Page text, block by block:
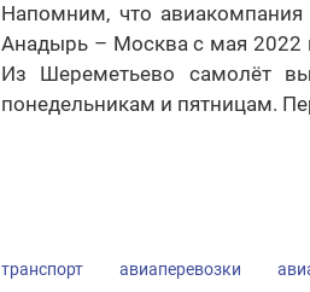
Напомним, что
Анадырь – Москва с мая 2022
Из Шереметьево самолёт
понедельникам и пятницам.
транспорт авиаперевозки